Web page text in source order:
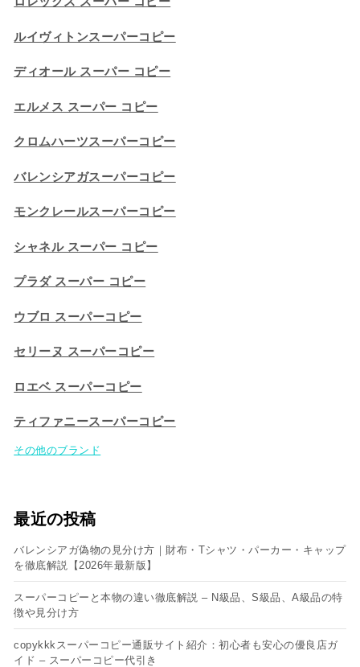
ルイヴィトンスーパーコピー
ディオール スーパー コピー
エルメス スーパー コピー
クロムハーツスーパーコピー
バレンシアガスーパーコピー
モンクレールスーパーコピー
シャネル スーパー コピー
プラダ スーパー コピー
ウブロ スーパーコピー
セリーヌ スーパーコピー​
ロエベ スーパーコピー
ティファニースーパーコピー
その他のブランド
最近の投稿
バレンシアガ偽物の見分け方｜財布・Tシャツ・パーカー・キャップ
を徹底解説【2026年最新版】
スーパーコピーと本物の違い徹底解説 – N級品、S級品、A級品の特
徴や見分け方
copykkkスーパーコピー通販サイト紹介：初心者も安心の優良店ガ
イド – スーパーコピー代引き